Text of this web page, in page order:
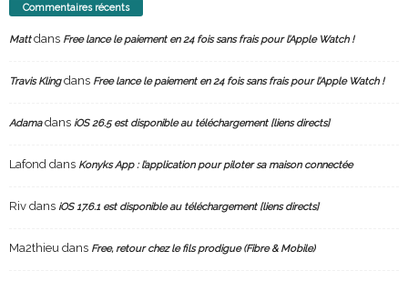
Commentaires récents
Mattdans Free lance le paiement en 24 fois sans frais pour l’Apple Watch !
Travis Klingdans Free lance le paiement en 24 fois sans frais pour l’Apple Watch !
Adamadans iOS 26.5 est disponible au téléchargement [liens directs]
Lafond dans Konyks App : l’application pour piloter sa maison connectée
Riv dans iOS 17.6.1 est disponible au téléchargement [liens directs]
Ma2thieu dans Free, retour chez le fils prodigue (Fibre & Mobile)